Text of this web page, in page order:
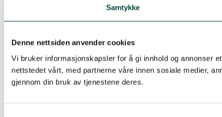
Samtykke
Denne nettsiden anvender cookies
Vi bruker informasjonskapsler for å gi innhold og annonser
nettstedet vårt, med partnerne våre innen sosiale medier,
gjennom din bruk av tjenestene deres.